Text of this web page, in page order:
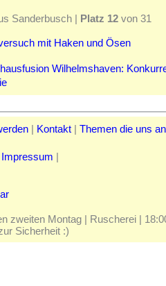
Sanderbusch | Platz 12 von 31
mit Haken und Ösen
Wilhelmshaven:
| Kontakt | Themen die uns
Impressum |
zweiten Montag | Ruscherei |
Sicherheit :)